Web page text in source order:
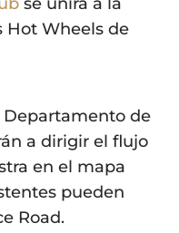
Hot Wheels de
Departamento de
a dirigir el flujo
en el mapa
pueden
Road.